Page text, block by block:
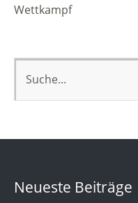
Wettkampf
Neueste Beiträge